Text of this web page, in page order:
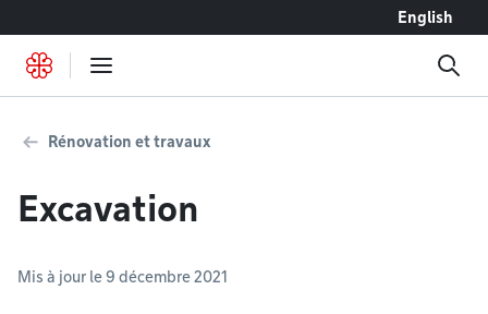
English
Rénovation et travaux
Excavation
Mis à jour le 9 décembre 2021